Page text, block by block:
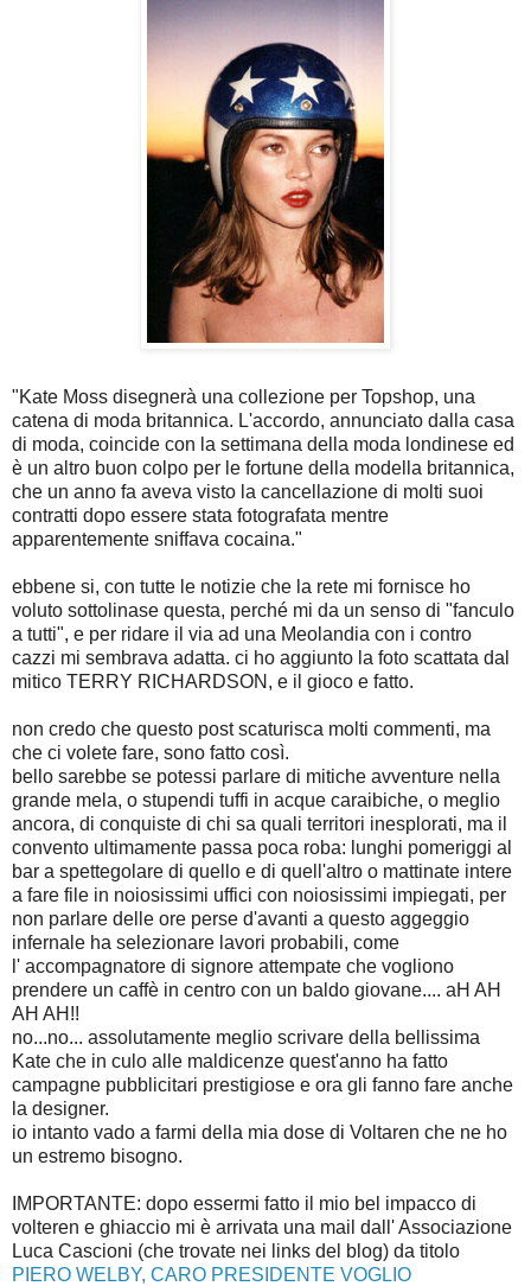
"Kate Moss disegnerà una collezione per Topshop, una
catena di moda britannica. L'accordo, annunciato dalla casa
di moda, coincide con la settimana della moda londinese ed
è un altro buon colpo per le fortune della modella britannica,
che un anno fa aveva visto la cancellazione di molti suoi
contratti dopo essere stata fotografata mentre
apparentemente sniffava cocaina."
ebbene si, con tutte le notizie che la rete mi fornisce ho
voluto sottolinase questa, perché mi da un senso di "fanculo
a tutti", e per ridare il via ad una Meolandia con i contro
cazzi mi sembrava adatta. ci ho aggiunto la foto scattata dal
mitico TERRY RICHARDSON, e il gioco e fatto.
non credo che questo post scaturisca molti commenti, ma
che ci volete fare, sono fatto così.
bello sarebbe se potessi parlare di mitiche avventure nella
grande mela, o stupendi tuffi in acque caraibiche, o meglio
ancora, di conquiste di chi sa quali territori inesplorati, ma il
convento ultimamente passa poca roba: lunghi pomeriggi al
bar a spettegolare di quello e di quell'altro o mattinate intere
a fare file in noiosissimi uffici con noiosissimi impiegati, per
non parlare delle ore perse d'avanti a questo aggeggio
infernale ha selezionare lavori probabili, come
l' accompagnatore di signore attempate che vogliono
prendere un caffè in centro con un baldo giovane.... aH AH
AH AH!!
no...no... assolutamente meglio scrivare della bellissima
Kate che in culo alle maldicenze quest'anno ha fatto
campagne pubblicitari prestigiose e ora gli fanno fare anche
la designer.
io intanto vado a farmi della mia dose di Voltaren che ne ho
un estremo bisogno.
IMPORTANTE: dopo essermi fatto il mio bel impacco di
volteren e ghiaccio mi è arrivata una mail dall' Associazione
Luca Cascioni (che trovate nei links del blog) da titolo
PIERO WELBY, CARO PRESIDENTE VOGLIO